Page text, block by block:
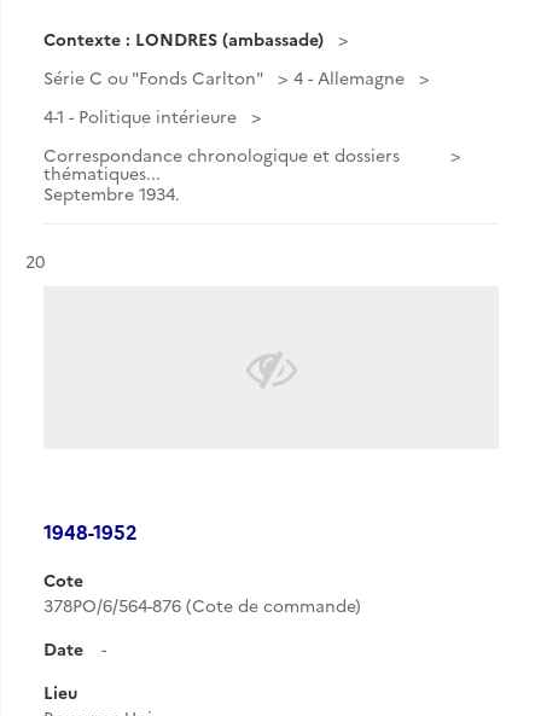
Contexte : LONDRES (ambassade)
Série C ou "Fonds Carlton"
4 - Allemagne
4-1 - Politique intérieure
Correspondance chronologique et dossiers
thématiques...
Septembre 1934.
Résultat n°
20
1948-1952
Cote
378PO/6/564-876 (Cote de commande)
Date
-
Lieu